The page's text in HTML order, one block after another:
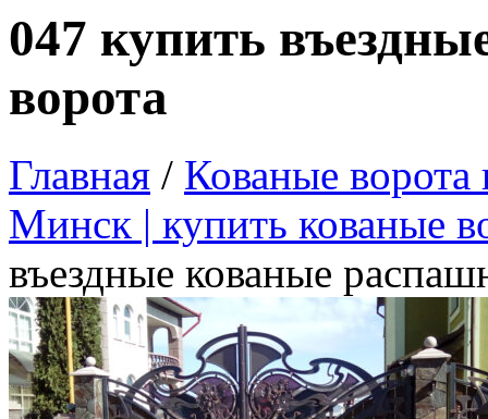
047 купить
ворота
Главная / Кованые ворота
Минск | купить кованые
въездные кованые